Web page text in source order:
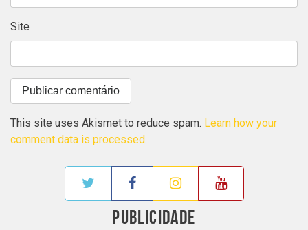
Site
This site uses Akismet to reduce spam. Learn how your
comment data is processed.
PUBLICIDADE